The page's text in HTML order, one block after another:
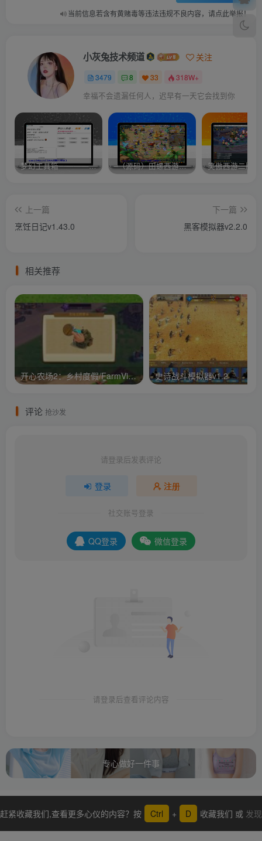
当前信息若含有黄赌毒等违法违规不良内容，请点此举报！
小灰兔技术频道 关注
3479 8 33 318W+
幸福不会遗漏任何人，迟早有一天它会找到你
梦幻工具箱————-免费 –（源码）田螺西游9.0 假人摆摊18门派飞升渡劫化圣助战最新BB谛听…. 笑傲西游二版-
上一篇
烹饪日记v1.43.0
下一篇
黑客模拟器v2.2.0
相关推荐
开心农场2：乡村度假/FarmVille 2：Country Escape v18 史诗战斗模拟器v1.2
评论 抢沙发
请登录后发表评论
登录 注册
社交账号登录
QQ登录 微信登录
请登录后查看评论内容
专心做好一件事
赶紧收藏我们,查看更多心仪的内容？按 Ctrl + D 收藏我们 或 发现